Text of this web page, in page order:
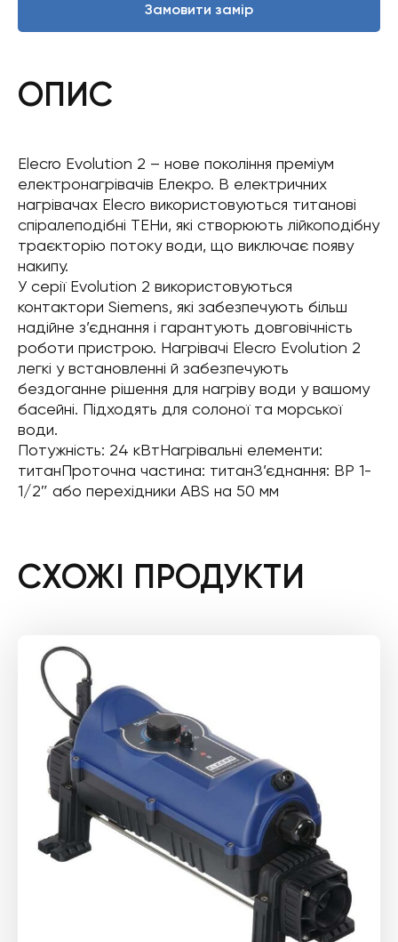
Замовити замір
ОПИС
Elecro Evolution 2 – нове покоління преміум
електронагрівачів Елекро. В електричних
нагрівачах Elecro використовуються титанові
спіралеподібні ТЕНи, які створюють лійкоподібну
траєкторію потоку води, що виключає появу
накипу.
У серії Evolution 2 використовуються
контактори Siemens, які забезпечують більш
надійне з’єднання і гарантують довговічність
роботи пристрою. Нагрівачі Elecro Evolution 2
легкі у встановленні й забезпечують
бездоганне рішення для нагріву води у вашому
басейні. Підходять для солоної та морської
води.
Потужність: 24 кВтНагрівальні елементи:
титанПроточна частина: титанЗ’єднання: ВР 1-
1/2″ або перехідники ABS на 50 мм
СХОЖІ ПРОДУКТИ